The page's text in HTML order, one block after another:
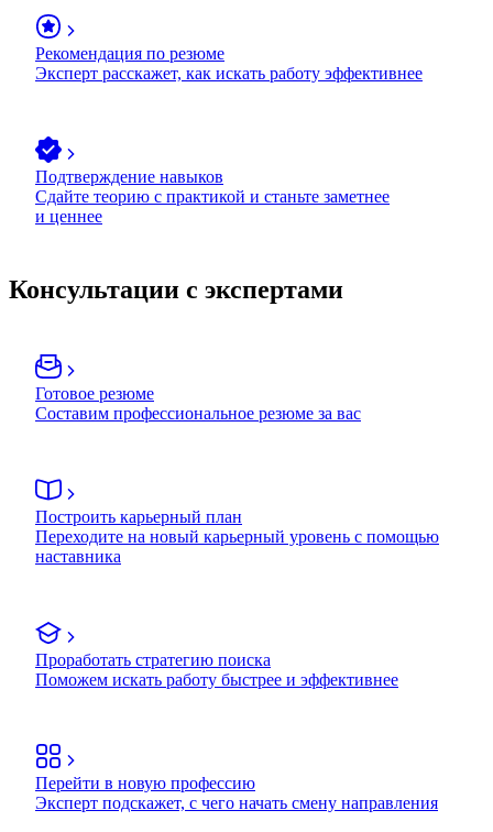
Рекомендация по резюме
Эксперт расскажет, как искать работу эффективнее
Подтверждение навыков
Сдайте теорию с практикой и станьте заметнее
и ценнее
Консультации с экспертами
Готовое резюме
Составим профессиональное резюме за вас
Построить карьерный план
Переходите на новый карьерный уровень с помощью
наставника
Проработать стратегию поиска
Поможем искать работу быстрее и эффективнее
Перейти в новую профессию
Эксперт подскажет, с чего начать смену направления